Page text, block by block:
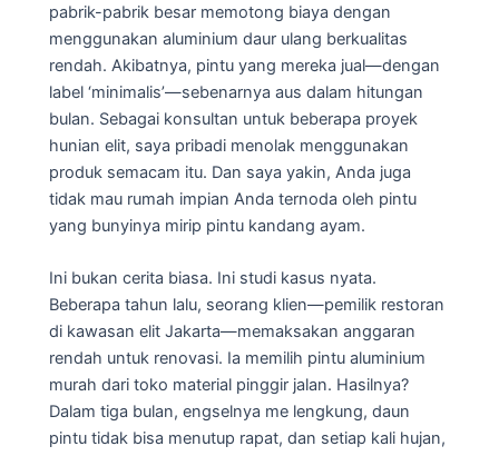
pabrik-pabrik besar memotong biaya dengan
menggunakan aluminium daur ulang berkualitas
rendah. Akibatnya, pintu yang mereka jual—dengan
label ‘minimalis’—sebenarnya aus dalam hitungan
bulan. Sebagai konsultan untuk beberapa proyek
hunian elit, saya pribadi menolak menggunakan
produk semacam itu. Dan saya yakin, Anda juga
tidak mau rumah impian Anda ternoda oleh pintu
yang bunyinya mirip pintu kandang ayam.
Ini bukan cerita biasa. Ini studi kasus nyata.
Beberapa tahun lalu, seorang klien—pemilik restoran
di kawasan elit Jakarta—memaksakan anggaran
rendah untuk renovasi. Ia memilih pintu aluminium
murah dari toko material pinggir jalan. Hasilnya?
Dalam tiga bulan, engselnya me lengkung, daun
pintu tidak bisa menutup rapat, dan setiap kali hujan,